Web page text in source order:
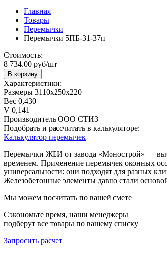
Главная
Товары
Перемычки
Перемычки 5ПБ-31-37п
Стоимость:
8 734.00 руб/шт
В корзину
Характеристики:
Размеры 3110х250х220
Вес 0,430
V 0,141
Производитель ООО СТИЗ
Подобрать и рассчитать в калькуляторе:
Калькулятор перемычек
Перемычки ЖБИ от завода «Монострой» —
временем. Применение перемычек оконных
универсальности: они подходят для разных
Железобетонные элементы давно стали
Мы можем посчитать по вашей смете
Сэкономьте время, наши менеджеры
подберут все товары по вашему списку
Запросить расчет